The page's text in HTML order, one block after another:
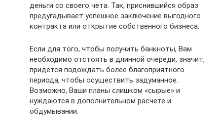
деньги со своего чета. Так, приснившийся образ
предугадывает успешное заключение выгодного
контракта или открытие собственного бизнеса.
Если для того, чтобы получить банкноты, Вам
необходимо отстоять в длинной очереди, значит,
придется подождать более благоприятного
периода, чтобы осуществить задуманное.
Возможно, Ваши планы слишком «сырые» и
нуждаются в дополнительном расчете и
обдумывании.